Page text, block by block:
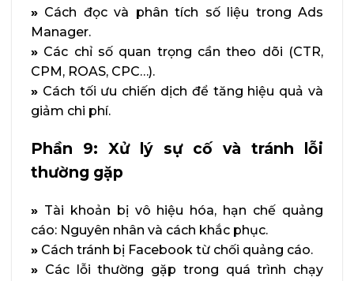
» Cách đọc và phân tích số liệu trong Ads
Manager.
» Các chỉ số quan trọng cần theo dõi (CTR,
CPM, ROAS, CPC…).
» Cách tối ưu chiến dịch để tăng hiệu quả và
giảm chi phí.
Phần 9: Xử lý sự cố và tránh lỗi
thường gặp
» Tài khoản bị vô hiệu hóa, hạn chế quảng
cáo: Nguyên nhân và cách khắc phục.
» Cách tránh bị Facebook từ chối quảng cáo.
» Các lỗi thường gặp trong quá trình chạy